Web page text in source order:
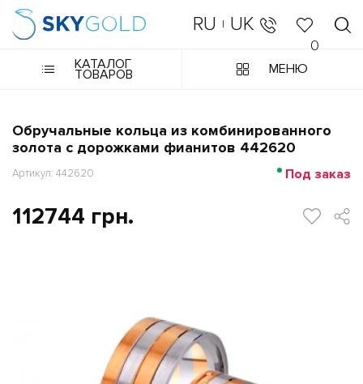
RU | UK
0
КАТАЛОГ
ТОВАРОВ МЕНЮ
Обручальные кольца из комбинированного
золота с дорожками фианитов 442620
Артикул: 442620 Под заказ
112744 грн.